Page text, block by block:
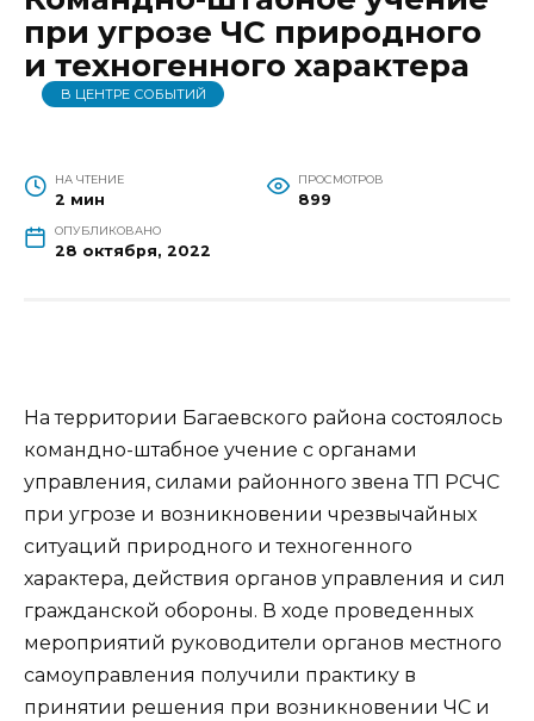
при угрозе ЧС природного
и техногенного характера
В ЦЕНТРЕ СОБЫТИЙ
НА ЧТЕНИЕ
2 мин
ПРОСМОТРОВ
899
ОПУБЛИКОВАНО
28 октября, 2022
На территории Багаевского района состоялось
командно-штабное учение с органами
управления, силами районного звена ТП РСЧС
при угрозе и возникновении чрезвычайных
ситуаций природного и техногенного
характера, действия органов управления и сил
гражданской обороны. В ходе проведенных
мероприятий руководители органов местного
самоуправления получили практику в
принятии решения при возникновении ЧС и